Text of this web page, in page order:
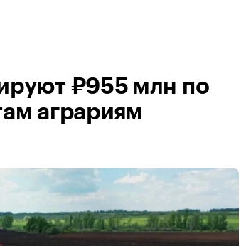
₽955 млн по
аграриям